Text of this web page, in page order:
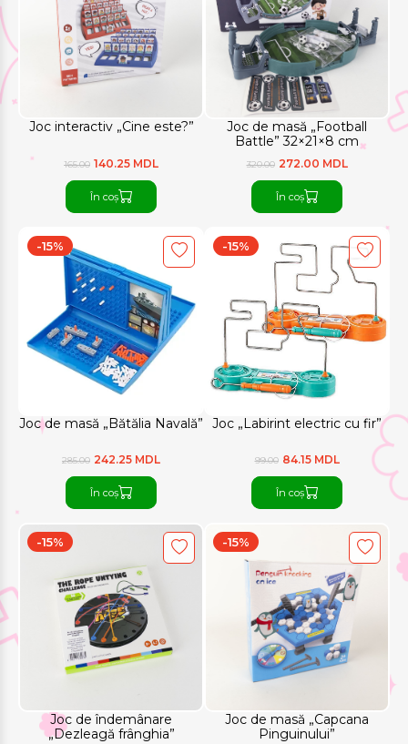
Joc interactiv „Cine este?”
165.00 140.25 MDL
În coș
Joc de masă „Football
Battle” 32×21×8 cm
320.00 272.00 MDL
În coș
Joc de masă „Bătălia Navală”
-15%
285.00 242.25 MDL
În coș
Joc „Labirint electric cu fir”
-15%
99.00 84.15 MDL
În coș
Joc de îndemânare
„Dezleagă frânghia”
-15%
Joc de masă „Capcana
Pinguinului”
-15%